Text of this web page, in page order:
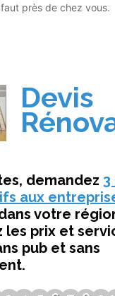
faut près de chez vous.